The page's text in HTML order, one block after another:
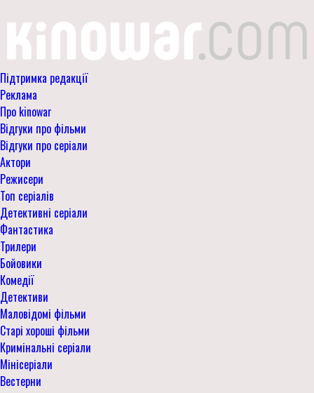
Підтримка редакції
Реклама
Про kinowar
Відгуки про фільми
Відгуки про серіали
Актори
Режисери
Топ серіалів
Детективні серіали
Фантастика
Трилери
Бойовики
Комедії
Детективи
Маловідомі фільми
Старі хороші фільми
Кримінальні серіали
Мінісеріали
Вестерни